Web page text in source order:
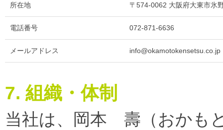
所在地 〒574-0062 大阪府大東市氷
電話番号 072-871-6636
メールアドレス info@okamotokensetsu.co.jp
7. 組織・体制
当社は、岡本 壽（おかも